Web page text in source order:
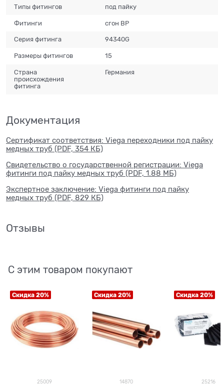
Типы фитингов под пайку
Фитинги сгон ВР
Серия фитинга 94340G
Размеры фитингов 15
Страна
происхождения
фитинга
Германия
Документация
Сертификат соответствия: Viega переходники под пайку
медных труб (PDF, 354 КБ)
Свидетельство о государственной регистрации: Viega
фитинги под пайку медных труб (PDF, 1.88 МБ)
Экспертное заключение: Viega фитинги под пайку
медных труб (PDF, 829 КБ)
Отзывы
С этим товаром покупают
Скидка 20%
25009
Скидка 20%
14870
Скидка 20%
25216